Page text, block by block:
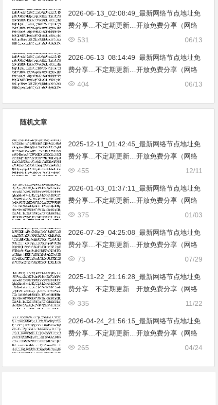
2026-06-13_02:08:49_最新网络节点地址免
费分享…不定期更新…开放免费分享（网络
免费节点香港|日本|韩国|新加坡|台湾|马来西
06/13
531
2026-06-13_08:14:49_最新网络节点地址免
费分享…不定期更新…开放免费分享（网络
免费节点香港|日本|韩国|新加坡|台湾|马来西
06/13
404
随机文章
2025-12-11_01:42:45_最新网络节点地址免
费分享…不定期更新…开放免费分享（网络
免费节点香港|日本|韩国|新加坡|台湾|马来西
12/11
455
2026-01-03_01:37:11_最新网络节点地址免
费分享…不定期更新…开放免费分享（网络
免费节点香港|日本|韩国|新加坡|台湾|马来西
01/03
375
2026-07-29_04:25:08_最新网络节点地址免
费分享…不定期更新…开放免费分享（网络
免费节点香港|日本|韩国|新加坡|台湾|马来西
07/29
73
2025-11-22_21:16:28_最新网络节点地址免
费分享…不定期更新…开放免费分享（网络
免费节点香港|日本|韩国|新加坡|台湾|马来西
11/22
335
2026-04-24_21:56:15_最新网络节点地址免
费分享…不定期更新…开放免费分享（网络
免费节点香港|日本|韩国|新加坡|台湾|马来西
04/24
265